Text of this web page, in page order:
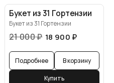
Букет из 31 Гортензии
Букет из 31 Гортензии
21 000₽ 18 900 ₽
Подробнее В корзину
Купить